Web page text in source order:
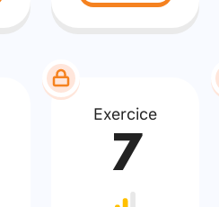
Exercice
7